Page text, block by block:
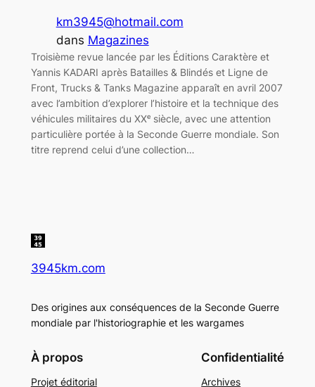
km3945@hotmail.com
dans Magazines
Troisième revue lancée par les Éditions Caraktère et
Yannis KADARI après Batailles & Blindés et Ligne de
Front, Trucks & Tanks Magazine apparaît en avril 2007
avec l’ambition d’explorer l’histoire et la technique des
véhicules militaires du XXᵉ siècle, avec une attention
particulière portée à la Seconde Guerre mondiale. Son
titre reprend celui d’une collection…
3945km.com
Des origines aux conséquences de la Seconde Guerre
mondiale par l'historiographie et les wargames
À propos
Projet éditorial
Confidentialité
Archives